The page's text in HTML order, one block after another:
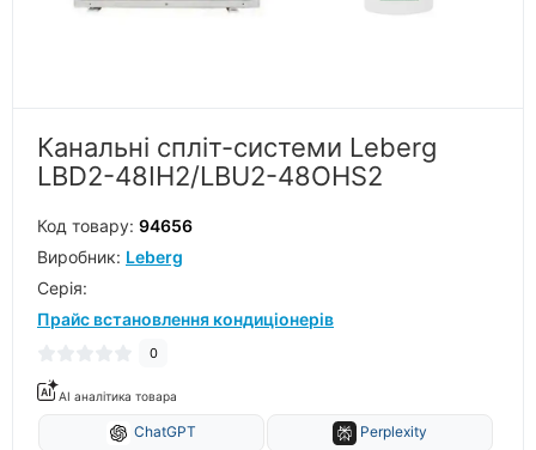
Канальні спліт-системи Leberg
LBD2-48IH2/LBU2-48OHS2
Код товару: 94656
Виробник: Leberg
Серiя:
Прайс встановлення кондиціонерів
0
AI аналітика товара
ChatGPT Perplexity